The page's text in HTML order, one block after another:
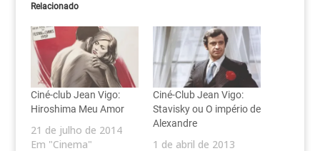
Relacionado
Ciné-club Jean Vigo:
Hiroshima Meu Amor
21 de julho de 2014
Em "Cinema"
Ciné-Club Jean Vigo:
Stavisky ou O império de
Alexandre
1 de abril de 2013